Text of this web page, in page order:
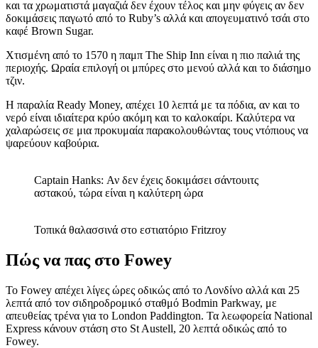
και τα χρωματιστά μαγαζιά δεν έχουν τέλος και μην φύγεις αν δεν
δοκιμάσεις παγωτό από το Ruby’s αλλά και απογευματινό τσάι στο
καφέ Brown Sugar.
Χτισμένη από το 1570 η παμπ The Ship Inn είναι η πιο παλιά της
περιοχής. Ωραία επιλογή οι μπύρες στο μενού αλλά και το διάσημο
τζιν.
H παραλία Ready Money, απέχει 10 λεπτά με τα πόδια, αν και το
νερό είναι ιδιαίτερα κρύο ακόμη και το καλοκαίρι. Καλύτερα να
χαλαρώσεις σε μια προκυμαία παρακολουθώντας τους ντόπιους να
ψαρεύουν καβούρια.
Captain Hanks: Αν δεν έχεις δοκιμάσει σάντουιτς
αστακού, τώρα είναι η καλύτερη ώρα
Τοπικά θαλασσινά στο εστιατόριο Fritzroy
Πώς να πας στο Fowey
Το Fowey απέχει λίγες ώρες οδικώς από το Λονδίνο αλλά και 25
λεπτά από τον σιδηροδρομικό σταθμό Bodmin Parkway, με
απευθείας τρένα για το London Paddington. Τα λεωφορεία National
Express κάνουν στάση στο St Austell, 20 λεπτά οδικώς από το
Fowey.